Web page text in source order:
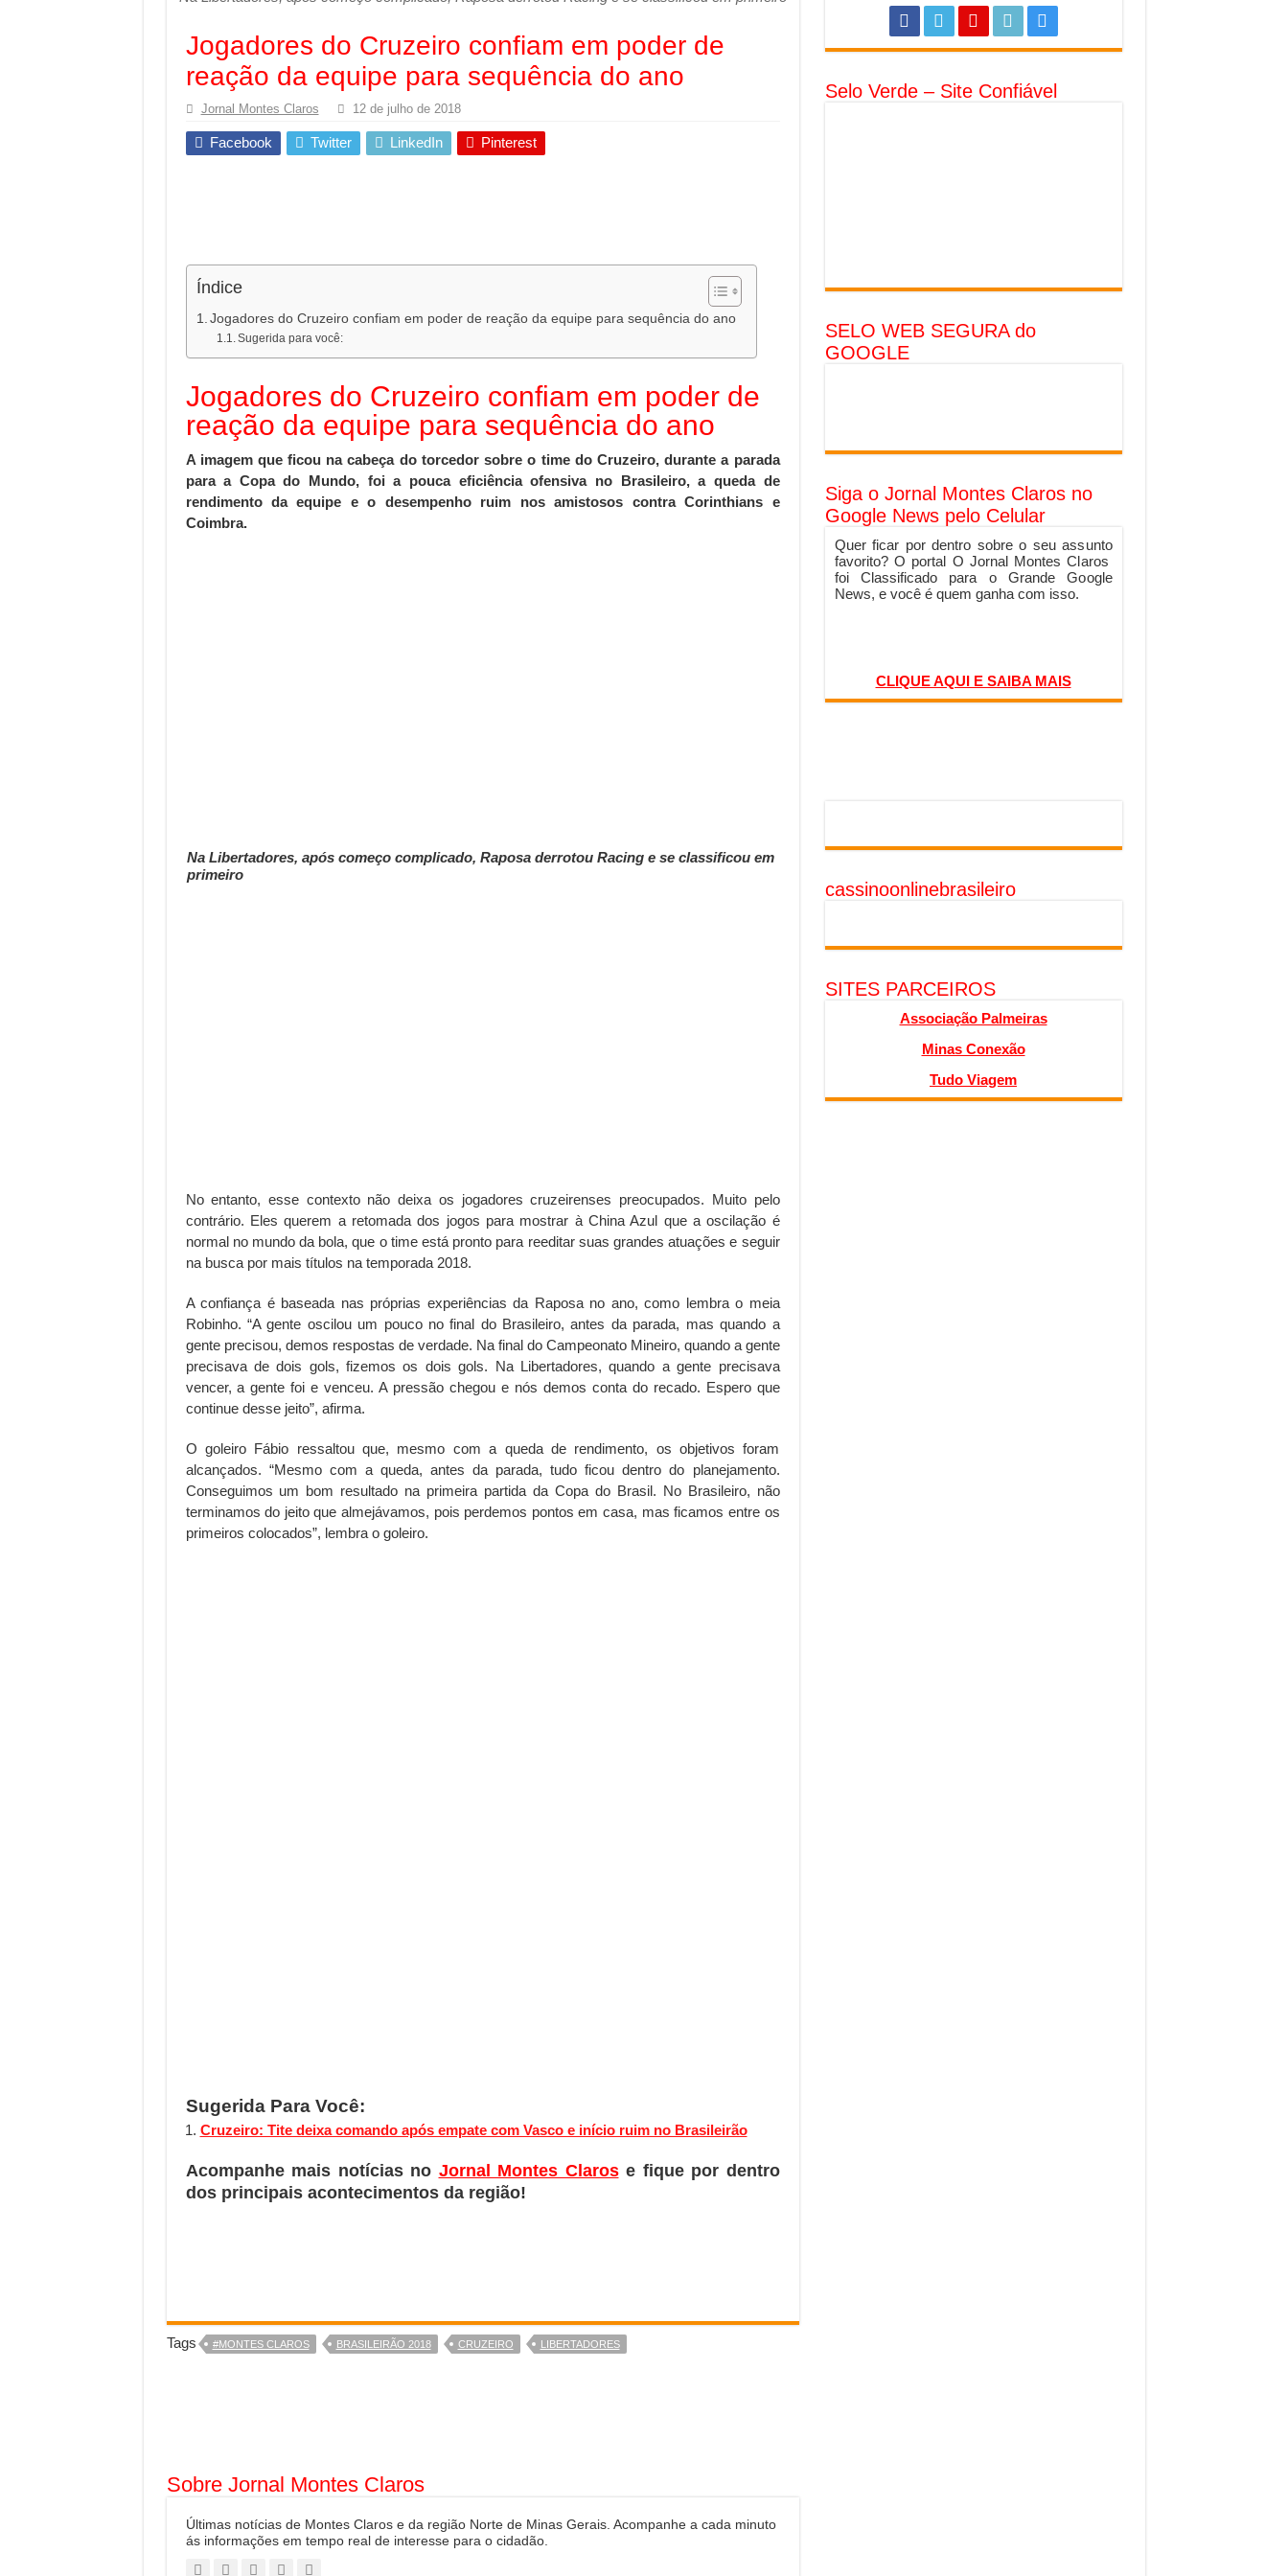
Jogadores do Cruzeiro confiam em poder de
reação da equipe para sequência do ano
Jornal Montes Claros 12 de julho de 2018
Facebook Twitter LinkedIn Pinterest
Índice
Jogadores do Cruzeiro confiam em poder de reação da equipe para sequência do ano
Sugerida para você:
Jogadores do Cruzeiro confiam em poder de
reação da equipe para sequência do ano
A imagem que ficou na cabeça do torcedor sobre o time do Cruzeiro, durante a parada
para a Copa do Mundo, foi a pouca eficiência ofensiva no Brasileiro, a queda de
rendimento da equipe e o desempenho ruim nos amistosos contra Corinthians e
Coimbra.
Na Libertadores, após começo complicado, Raposa derrotou Racing e se classificou em
primeiro
No entanto, esse contexto não deixa os jogadores cruzeirenses preocupados. Muito pelo
contrário. Eles querem a retomada dos jogos para mostrar à China Azul que a oscilação é
normal no mundo da bola, que o time está pronto para reeditar suas grandes atuações e seguir
na busca por mais títulos na temporada 2018.
A confiança é baseada nas próprias experiências da Raposa no ano, como lembra o meia
Robinho. “A gente oscilou um pouco no final do Brasileiro, antes da parada, mas quando a
gente precisou, demos respostas de verdade. Na final do Campeonato Mineiro, quando a gente
precisava de dois gols, fizemos os dois gols. Na Libertadores, quando a gente precisava
vencer, a gente foi e venceu. A pressão chegou e nós demos conta do recado. Espero que
continue desse jeito”, afirma.
O goleiro Fábio ressaltou que, mesmo com a queda de rendimento, os objetivos foram
alcançados. “Mesmo com a queda, antes da parada, tudo ficou dentro do planejamento.
Conseguimos um bom resultado na primeira partida da Copa do Brasil. No Brasileiro, não
terminamos do jeito que almejávamos, pois perdemos pontos em casa, mas ficamos entre os
primeiros colocados”, lembra o goleiro.
Sugerida Para Você:
Cruzeiro: Tite deixa comando após empate com Vasco e início ruim no Brasileirão
Acompanhe mais notícias no Jornal Montes Clarose fique por dentro
dos principais acontecimentos da região!
Tags #MONTES CLAROS BRASILEIRÃO 2018 CRUZEIRO LIBERTADORES
Sobre Jornal Montes Claros
Últimas notícias de Montes Claros e da região Norte de Minas Gerais. Acompanhe a cada minuto
ás informações em tempo real de interesse para o cidadão.
Selo Verde – Site Confiável
SELO WEB SEGURA do
GOOGLE
Siga o Jornal Montes Claros no
Google News pelo Celular
Quer ficar por dentro sobre o seu assunto
favorito? O portal O Jornal Montes Claros
foi Classificado para o Grande Google
News, e você é quem ganha com isso.
CLIQUE AQUI E SAIBA MAIS
cassinoonlinebrasileiro
SITES PARCEIROS
Associação Palmeiras
Minas Conexão
Tudo Viagem